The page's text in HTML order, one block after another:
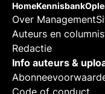
HomeKennisbank
Over
Auteurs en
Redactie
Info auteurs &
Code of conduct